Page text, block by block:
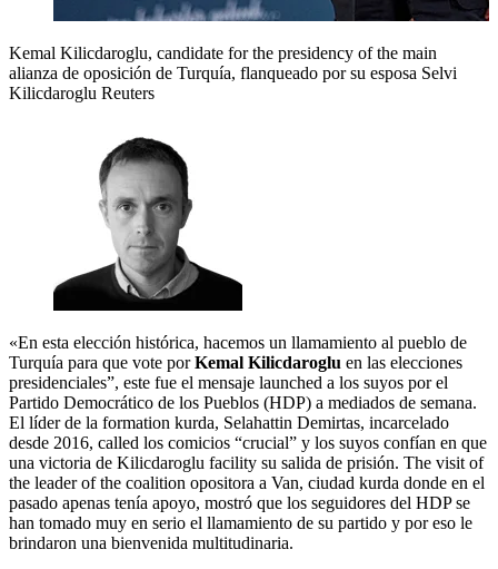
Kemal Kilicdaroglu, candidate for the presidency of the main
alianza de oposición de Turquía, flanqueado por su esposa Selvi
Kilicdaroglu Reuters
«En esta elección histórica, hacemos un llamamiento al pueblo de
Turquía para que vote porKemal Kilicdaroglu en las elecciones
presidenciales”, este fue el mensaje launched a los suyos por el
Partido Democrático de los Pueblos (HDP) a mediados de semana.
El líder de la formation kurda, Selahattin Demirtas, incarcelado
desde 2016, called los comicios “crucial” y los suyos confían en que
una victoria de Kilicdaroglu facility su salida de prisión. The visit of
the leader of the coalition opositora a Van, ciudad kurda donde en el
pasado apenas tenía apoyo, mostró que los seguidores del HDP se
han tomado muy en serio el llamamiento de su partido y por eso le
brindaron una bienvenida multitudinaria.